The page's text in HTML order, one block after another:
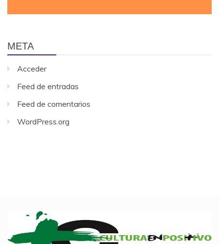
META
Acceder
Feed de entradas
Feed de comentarios
WordPress.org